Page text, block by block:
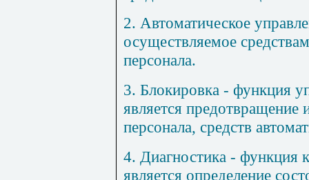
2. Автоматическое
осуществляемое
персонала.
3. Блокировка - функция
является предотвращение
персонала, средств
4. Диагностика - функция
является определение